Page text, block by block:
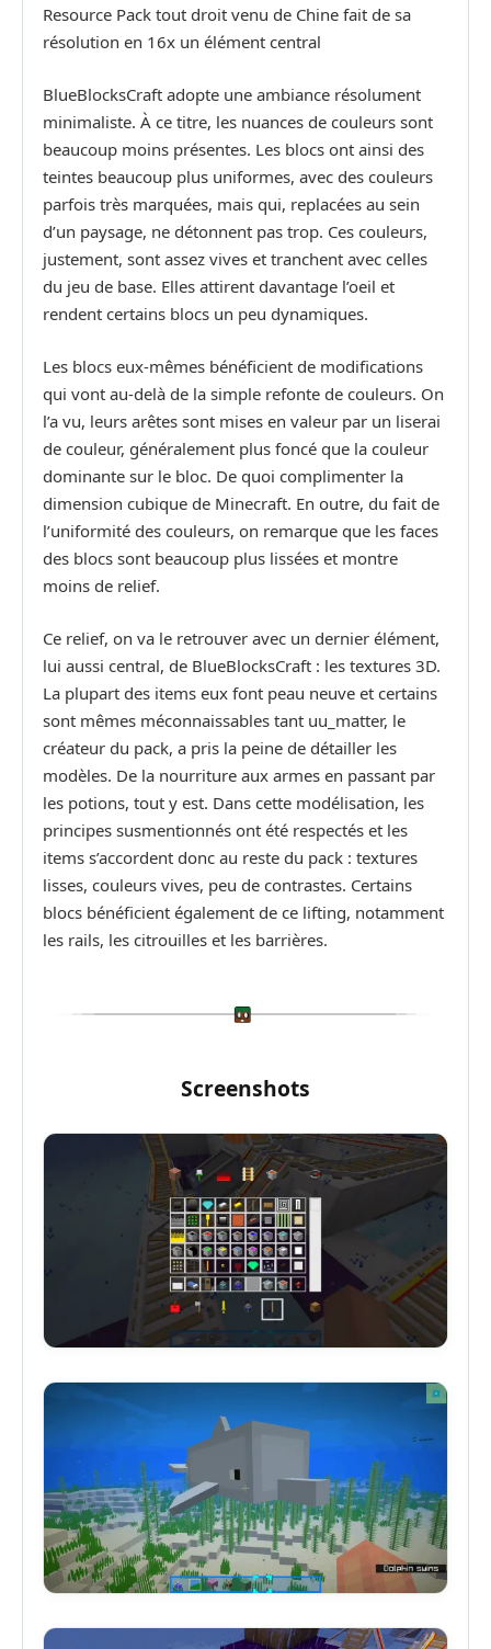
Resource Pack tout droit venu de Chine fait de sa
résolution en 16x un élément central
BlueBlocksCraft adopte une ambiance résolument
minimaliste. À ce titre, les nuances de couleurs sont
beaucoup moins présentes. Les blocs ont ainsi des
teintes beaucoup plus uniformes, avec des couleurs
parfois très marquées, mais qui, replacées au sein
d’un paysage, ne détonnent pas trop. Ces couleurs,
justement, sont assez vives et tranchent avec celles
du jeu de base. Elles attirent davantage l’oeil et
rendent certains blocs un peu dynamiques.
Les blocs eux-mêmes bénéficient de modifications
qui vont au-delà de la simple refonte de couleurs. On
l’a vu, leurs arêtes sont mises en valeur par un liserai
de couleur, généralement plus foncé que la couleur
dominante sur le bloc. De quoi complimenter la
dimension cubique de Minecraft. En outre, du fait de
l’uniformité des couleurs, on remarque que les faces
des blocs sont beaucoup plus lissées et montre
moins de relief.
Ce relief, on va le retrouver avec un dernier élément,
lui aussi central, de BlueBlocksCraft : les textures 3D.
La plupart des items eux font peau neuve et certains
sont mêmes méconnaissables tant uu_matter, le
créateur du pack, a pris la peine de détailler les
modèles. De la nourriture aux armes en passant par
les potions, tout y est. Dans cette modélisation, les
principes susmentionnés ont été respectés et les
items s’accordent donc au reste du pack : textures
lisses, couleurs vives, peu de contrastes. Certains
blocs bénéficient également de ce lifting, notamment
les rails, les citrouilles et les barrières.
Screenshots